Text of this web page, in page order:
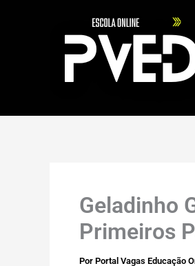
Geladinho
Primeiros
Por Portal Vagas Educação